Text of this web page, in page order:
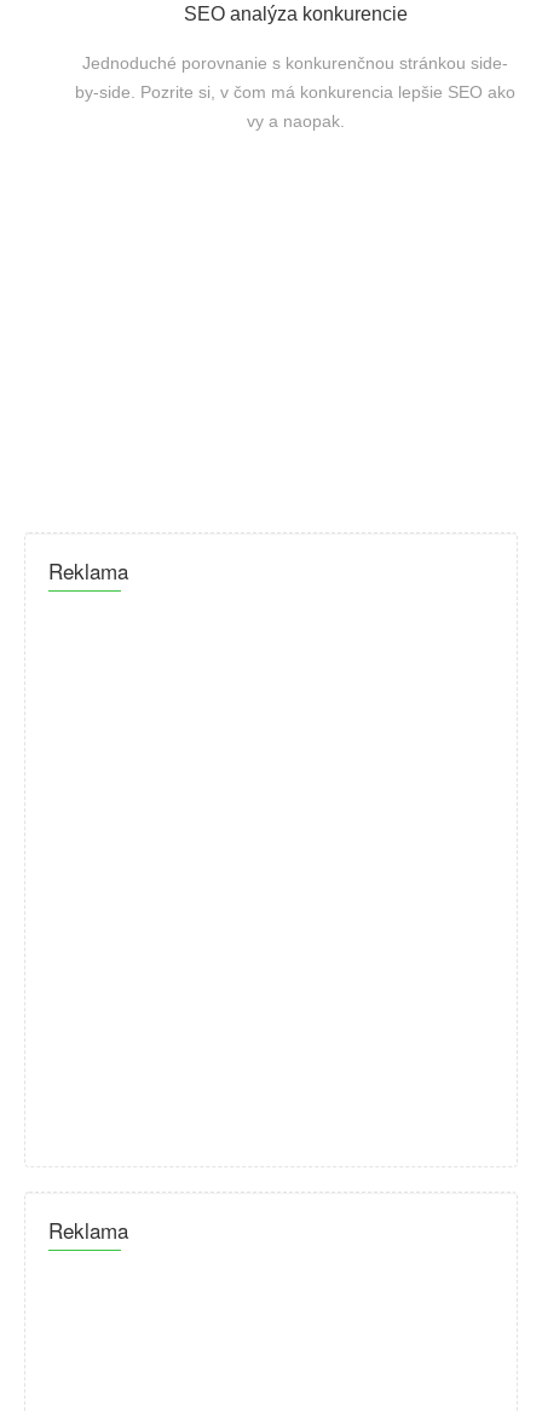
SEO analýza konkurencie
Jednoduché porovnanie s konkurenčnou stránkou side-
by-side. Pozrite si, v čom má konkurencia lepšie SEO ako
vy a naopak.
Reklama
Reklama